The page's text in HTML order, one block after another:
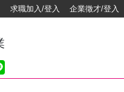
求職加入/登入 企業徵才/登入